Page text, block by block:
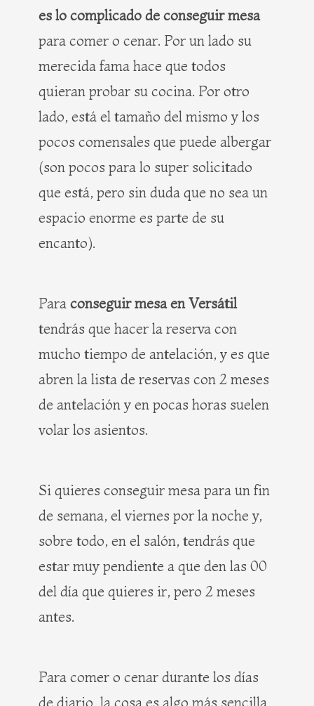
es lo complicado de conseguir mesa
para comer o cenar. Por un lado su
merecida fama hace que todos
quieran probar su cocina. Por otro
lado, está el tamaño del mismo y los
pocos comensales que puede albergar
(son pocos para lo super solicitado
que está, pero sin duda que no sea un
espacio enorme es parte de su
encanto).
Para conseguir mesa en Versátil
tendrás que hacer la reserva con
mucho tiempo de antelación, y es que
abren la lista de reservas con 2 meses
de antelación y en pocas horas suelen
volar los asientos.
Si quieres conseguir mesa para un fin
de semana, el viernes por la noche y,
sobre todo, en el salón, tendrás que
estar muy pendiente a que den las 00
del día que quieres ir, pero 2 meses
antes.
Para comer o cenar durante los días
de diario, la cosa es algo más sencilla,